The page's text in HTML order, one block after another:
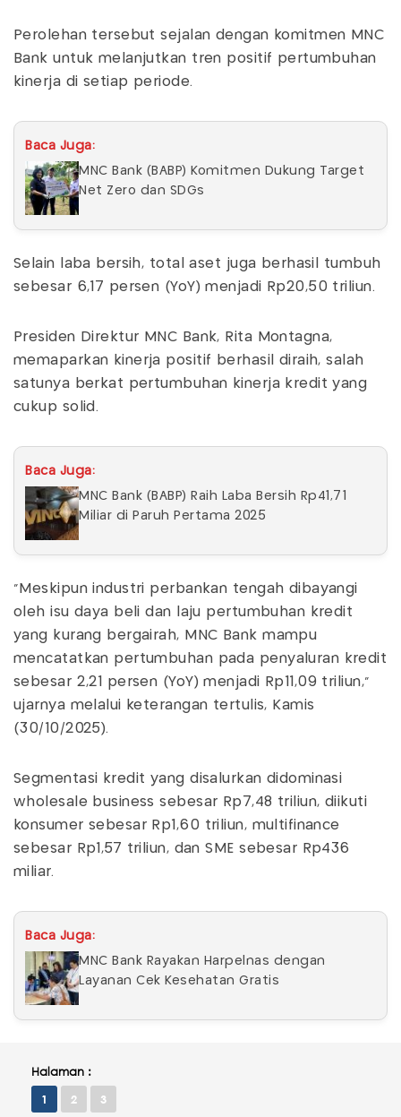
Perolehan tersebut sejalan dengan komitmen MNC
Bank untuk melanjutkan tren positif pertumbuhan
kinerja di setiap periode.
Baca Juga:
MNC Bank (BABP) Komitmen Dukung Target
Net Zero dan SDGs
Selain laba bersih, total aset juga berhasil tumbuh
sebesar 6,17 persen (YoY) menjadi Rp20,50 triliun.
Presiden Direktur MNC Bank, Rita Montagna,
memaparkan kinerja positif berhasil diraih, salah
satunya berkat pertumbuhan kinerja kredit yang
cukup solid.
Baca Juga:
MNC Bank (BABP) Raih Laba Bersih Rp41,71
Miliar di Paruh Pertama 2025
"Meskipun industri perbankan tengah dibayangi
oleh isu daya beli dan laju pertumbuhan kredit
yang kurang bergairah, MNC Bank mampu
mencatatkan pertumbuhan pada penyaluran kredit
sebesar 2,21 persen (YoY) menjadi Rp11,09 triliun,"
ujarnya melalui keterangan tertulis, Kamis
(30/10/2025).
Segmentasi kredit yang disalurkan didominasi
wholesale business sebesar Rp7,48 triliun, diikuti
konsumer sebesar Rp1,60 triliun, multifinance
sebesar Rp1,57 triliun, dan SME sebesar Rp436
miliar.
Baca Juga:
MNC Bank Rayakan Harpelnas dengan
Layanan Cek Kesehatan Gratis
Halaman :
1 2 3